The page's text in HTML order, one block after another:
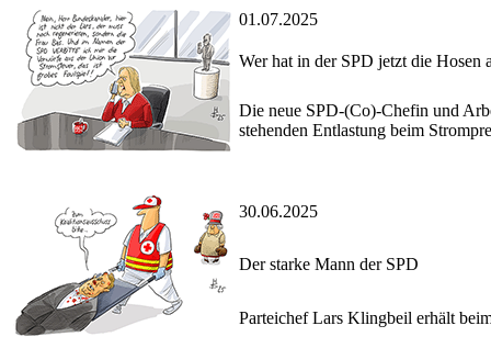
01.07.2025
Wer hat in der SPD jetzt die Hosen
Die neue SPD-(Co)-Chefin und
stehenden Entlastung beim
30.06.2025
Der starke Mann der SPD
Parteichef Lars Klingbeil erhält